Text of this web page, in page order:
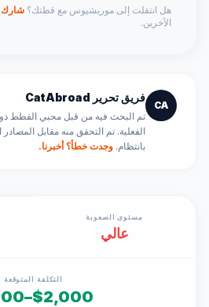
هل انتقلت إلى موريشيوس مع قطتك؟ شارك
الآخرين.
CA
فريق تحرير CatAbroad
تم البحث فيه من قبل محبي القطط
الفعلية. تم التحقق منه مقابل
بانتظام. وجدت خطأ؟ أخبرنا.
مستوى الصعوبة
عالي
التكلفة المتوقعة
$2,000–5,000